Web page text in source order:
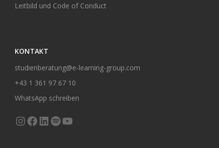
Leitbild und Code of Conduct
KONTAKT
studienberatung@e-learning-group.com
+43 1 361 97 67 10
WhatsApp schreiben
Instagram
Facebook
LinkedIn
Spotify
YouTube